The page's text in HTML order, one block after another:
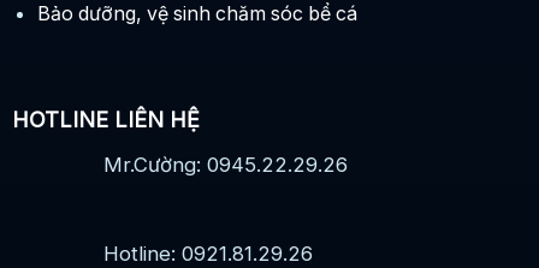
Bảo dưỡng, vệ sinh chăm sóc bể cá
HOTLINE LIÊN HỆ
Mr.Cường: 0945.22.29.26
Hotline: 0921.81.29.26